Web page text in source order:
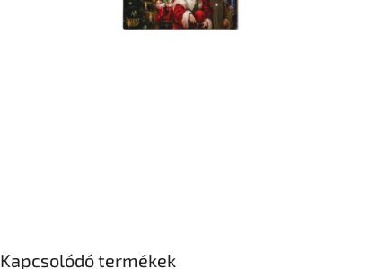
Kapcsolódó termékek